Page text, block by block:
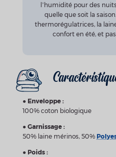
l’humidité pour des
quelle que soit la
thermorégulatrices, la
confort en été, et
● Enveloppe :
100% coton biologique
● Garnissage :
50% laine mérinos, 50%
● Poids :